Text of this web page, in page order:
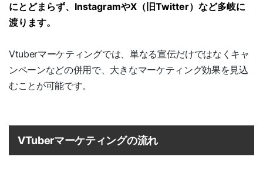
にとどまらず、InstagramやX（旧Twitter）など多岐に
渡ります。
Vtuberマーケティングでは、単なる宣伝だけではなくキャ
ンペーンなどの併用で、大きなマーケティング効果を見込
むことが可能です。
VTuberマーケティングの流れ